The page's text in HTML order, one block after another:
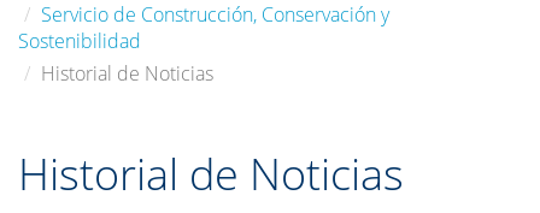
Servicio de Construcción, Conservación y
Sostenibilidad
Historial de Noticias
Historial de Noticias